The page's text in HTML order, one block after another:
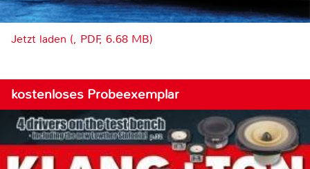
Jetzt laden (, PDF, 6.68 MB)
kostenloses Probeexemplar